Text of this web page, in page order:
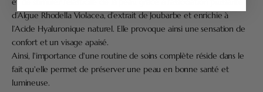
d’Algue Rhodella Violacea, d’extrait de Joubarbe et enrichie à
l’Acide Hyaluronique naturel. Elle provoque ainsi une sensation de
confort et un visage apaisé.
Ainsi, l'importance d'une routine de soins complète réside dans le
fait qu'elle permet de préserver une peau en bonne santé et
lumineuse.